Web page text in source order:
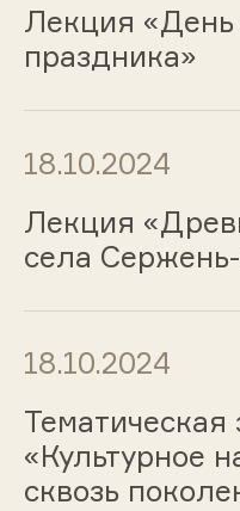
Лекция «День
праздника»
18.10.2024
Лекция
села
18.10.2024
Тематическая
«Культурное
сквозь